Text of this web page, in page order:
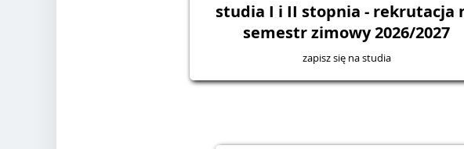
studia I i II stopnia - rekrutacja
semestr zimowy 2026/2027
zapisz się na studia